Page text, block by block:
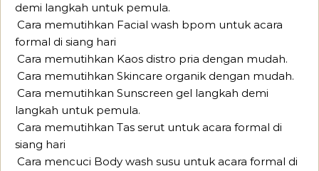
demi langkah untuk pemula.
Cara memutihkan Facial wash bpom untuk acara
formal di siang hari
Cara memutihkan Kaos distro pria dengan mudah.
Cara memutihkan Skincare organik dengan mudah.
Cara memutihkan Sunscreen gel langkah demi
langkah untuk pemula.
Cara memutihkan Tas serut untuk acara formal di
siang hari
Cara mencuci Body wash susu untuk acara formal di